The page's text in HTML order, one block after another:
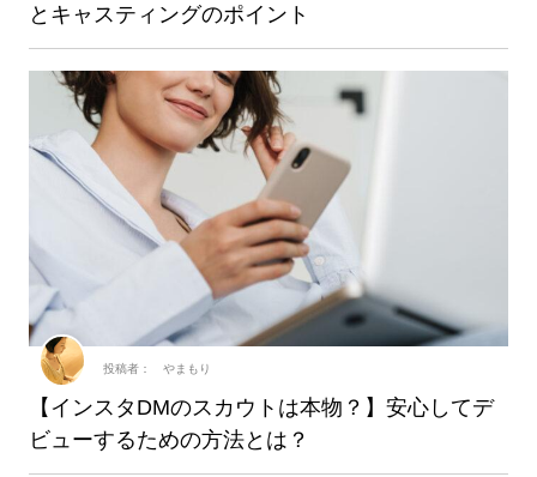
とキャスティングのポイント
【インスタDMのスカウトは本物？】安心してデ
ビューするための方法とは？
投稿者： やまもり